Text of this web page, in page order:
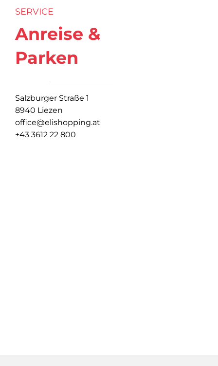
SERVICE
Anreise &
Parken
Salzburger Straße 1
8940 Liezen
office@elishopping.at
+43 3612 22 800